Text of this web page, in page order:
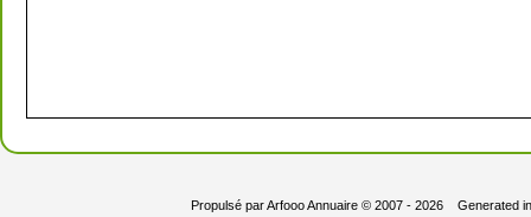
Propulsé parArfooo Annuaire© 2007 - 2026 Generated